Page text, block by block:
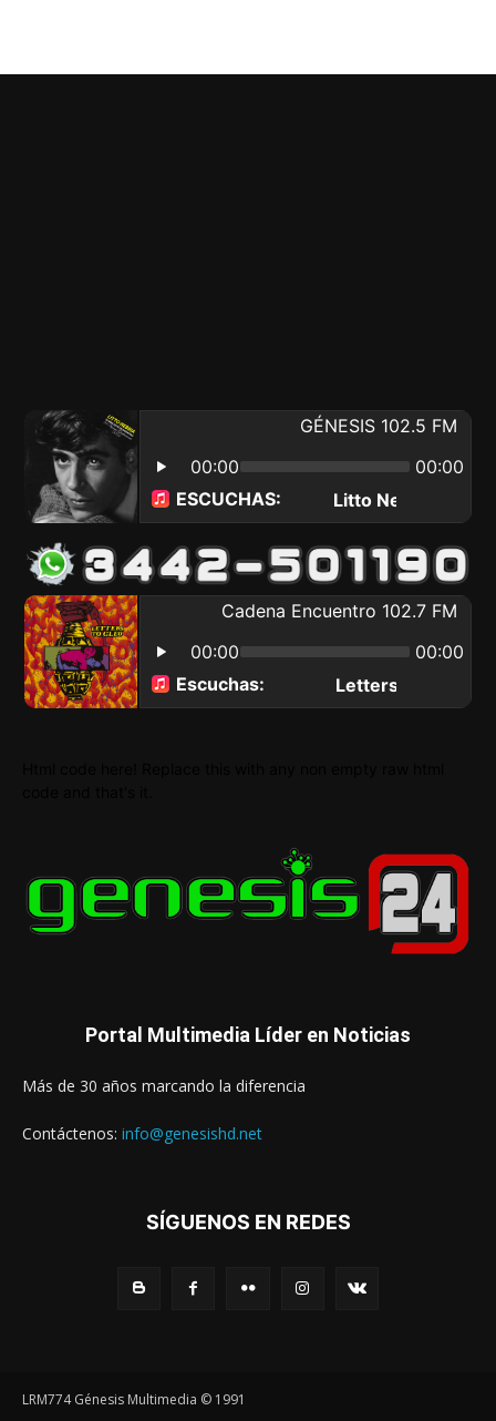
Portal Multimedia Líder en Noticias
Más de 30 años marcando la diferencia
Contáctenos: info@genesishd.net
SÍGUENOS EN REDES
LRM774 Génesis Multimedia © 1991